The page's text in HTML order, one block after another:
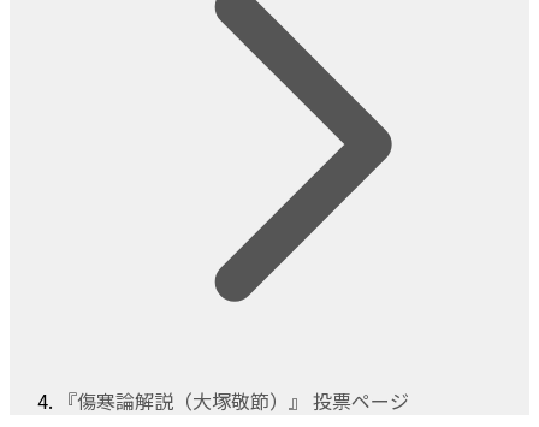
『傷寒論解説（大塚敬節）』 投票ページ